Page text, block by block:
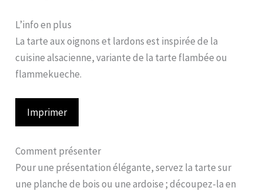
L’info en plus
La tarte aux oignons et lardons est inspirée de la
cuisine alsacienne, variante de la tarte flambée ou
flammekueche.
Imprimer
Comment présenter
Pour une présentation élégante, servez la tarte sur
une planche de bois ou une ardoise ; découpez-la en